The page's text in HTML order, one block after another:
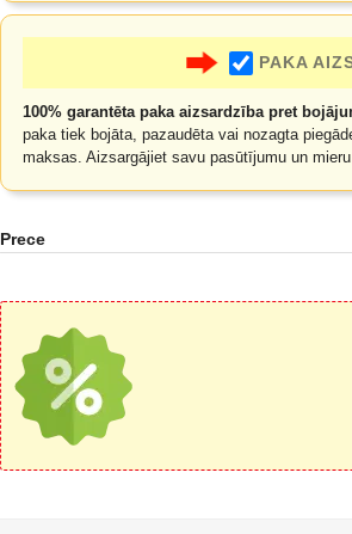
PAKA
100% garantēta paka aizsardzība pret
paka tiek bojāta, pazaudēta vai nozagta
maksas. Aizsargājiet savu pasūtījumu un
Prece